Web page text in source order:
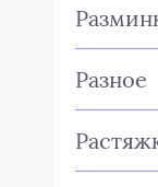
Разное